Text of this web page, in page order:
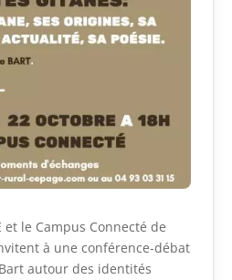
et le Campus Connecté de
à une conférence-débat
autour des identités